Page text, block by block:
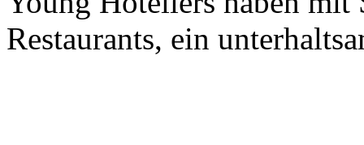
Restaurants, ein